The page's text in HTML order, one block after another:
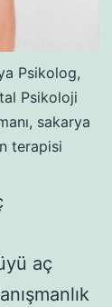
Psikolog,
Psikoloji
sakarya
terapisi
aç